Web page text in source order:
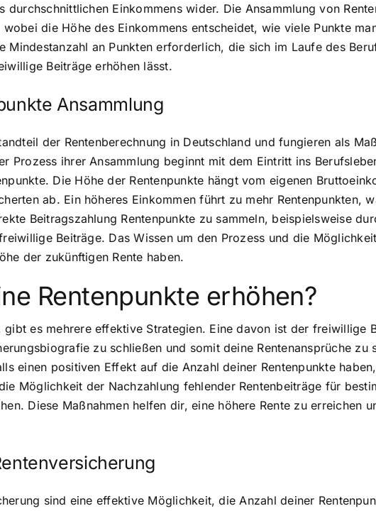
durchschnittlichen Einkommens wider. Die Ansammlung von
die Höhe des Einkommens entscheidet, wie viele Punkte
Mindestanzahl an Punkten erforderlich, die sich im Laufe des
Beiträge erhöhen lässt.
Ansammlung
der Rentenberechnung in Deutschland und fungieren als
Prozess ihrer Ansammlung beginnt mit dem Eintritt ins
Die Höhe der Rentenpunkte hängt vom eigenen
ab. Ein höheres Einkommen führt zu mehr Rentenpunkten,
Beitragszahlung Rentenpunkte zu sammeln, beispielsweise
Beiträge. Das Wissen um den Prozess und die
der zukünftigen Rente haben.
Rentenpunkte erhöhen?
gibt es mehrere effektive Strategien. Eine davon ist der freiwillige
zu schließen und somit deine Rentenansprüche zu
einen positiven Effekt auf die Anzahl deiner Rentenpunkte
Möglichkeit der Nachzahlung fehlender Rentenbeiträge für
Diese Maßnahmen helfen dir, eine höhere Rente zu erreichen
sind eine effektive Möglichkeit, die Anzahl deiner